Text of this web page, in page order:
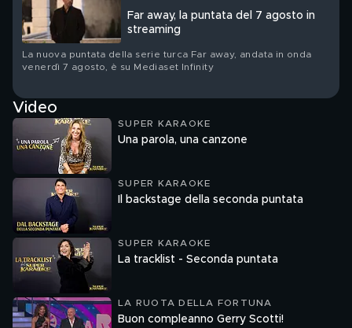
Far away, la puntata del 7 agosto in
streaming
La nuova puntata della serie turca Far away, andata in onda
venerdì 7 agosto, è su Mediaset Infinity
Video
SUPER KARAOKE
Una parola, una canzone
SUPER KARAOKE
Il backstage della seconda puntata
SUPER KARAOKE
La tracklist - Seconda puntata
LA RUOTA DELLA FORTUNA
Buon compleanno Gerry Scotti!